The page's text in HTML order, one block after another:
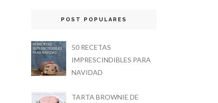
POST POPULARES
50 RECETAS
IMPRESCINDIBLES PARA
NAVIDAD
TARTA BROWNIE DE